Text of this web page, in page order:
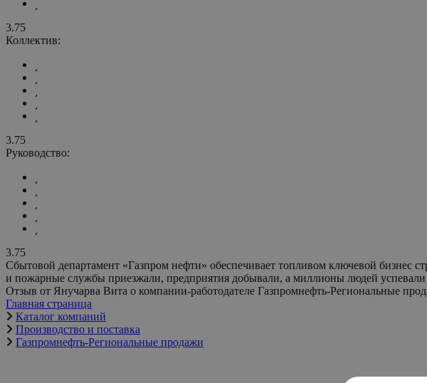
3.75
Коллектив:
3.75
Руководство:
3.75
Сбытовой департамент «Газпром нефти» обеспечивает топливом ключевой
и пожарные службы приезжали, предприятия добывали, а миллионы людей
Отзыв от Янучарва Вита о компании-работодателе Газпромнефть-Региональные
Главная страница
Каталог компаний
Производство и поставка
Газпромнефть-Региональные продажи